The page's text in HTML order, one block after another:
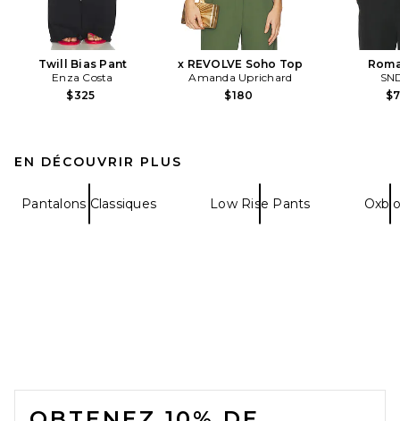
Twill Bias Pant
Enza Costa
$325
x REVOLVE Soho Top
Amanda Uprichard
$180
EN DÉCOUVRIR PLUS
Pantalons Classiques Low Rise Pants
FOOTER